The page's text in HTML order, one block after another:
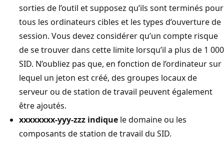
sorties de l’outil et supposez qu’ils sont terminés pour
tous les ordinateurs cibles et les types d’ouverture de
session. Vous devez considérer qu’un compte risque
de se trouver dans cette limite lorsqu’il a plus de 1 000
SID. N’oubliez pas que, en fonction de l’ordinateur sur
lequel un jeton est créé, des groupes locaux de
serveur ou de station de travail peuvent également
être ajoutés.
xxxxxxxx-yyy-zzz indique le domaine ou les
composants de station de travail du SID.